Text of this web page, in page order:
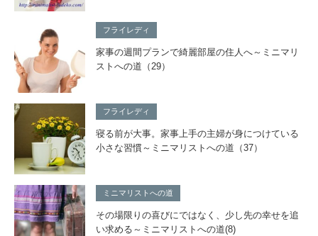
フライレディ
家事の週間プランで綺麗部屋の住人へ～ミニマリ
ストへの道（29）
フライレディ
寝る前が大事。家事上手の主婦が身につけている
小さな習慣～ミニマリストへの道（37）
ミニマリストへの道
その場限りの喜びにではなく、少し先の幸せを追
い求める～ミニマリストへの道(8)